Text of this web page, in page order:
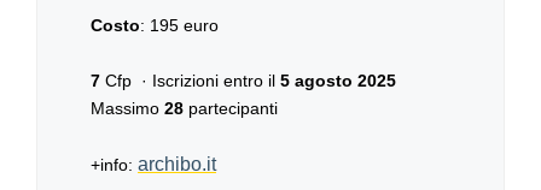
Costo: 195 euro
7 Cfp · Iscrizioni entro il 5 agosto 2025
Massimo 28 partecipanti
+info: archibo.it